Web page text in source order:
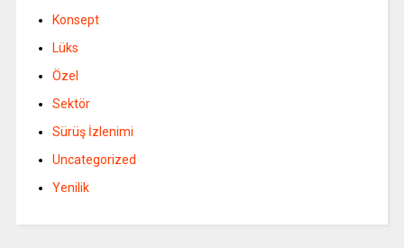
Konsept
Lüks
Özel
Sektör
Sürüş İzlenimi
Uncategorized
Yenilik